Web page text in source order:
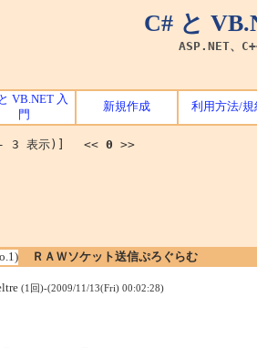
C# と
ASP.NET、
VB.NET 入
門
新規作成 利用方法/規
- 3 表示)] << 0 >>
ＲＡＷソケット送信ぷろぐらむ
(1回)-(2009/11/13(Fri) 00:02:28)